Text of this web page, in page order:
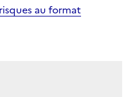
au format